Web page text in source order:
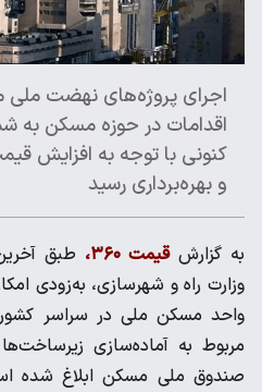
اجرای پروژه‌های نهضت ملی
اقدامات در حوزه مسکن به
کنونی با توجه به افزایش
و بهره‌برداری رسید
به گزارشقیمت ۳۶۰،
طبق
واحد مسکن ملی در سراسر کشور
مربوط به آماده‌سازی
صندوق ملی مسکن ابلاغ شده